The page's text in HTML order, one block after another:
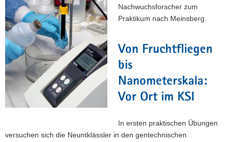
Nachwuchsforscher zum
Praktikum nach Meinsberg.
Von Fruchtfliegen
bis
Nanometerskala:
Vor Ort im KSI
In ersten praktischen Übungen
versuchen sich die Neuntklässler in den gentechnischen